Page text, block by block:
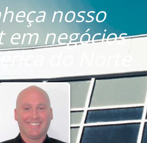
nosso
em negócios
do Norte